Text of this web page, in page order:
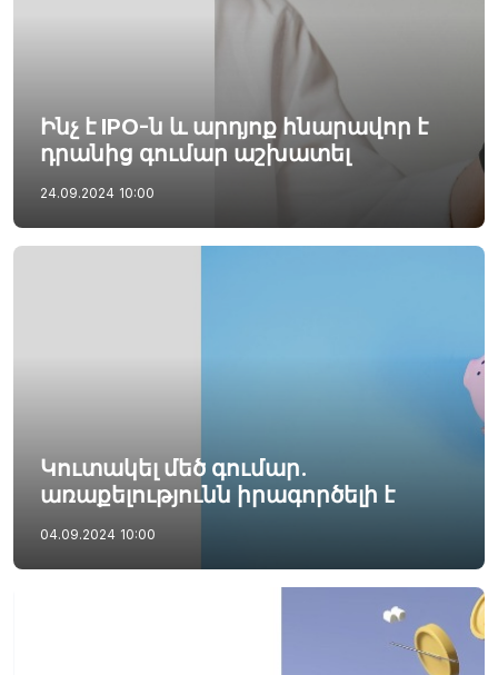
Ինչ է IPO-ն և արդյոք հնարավոր է
դրանից գումար աշխատել
24.09.2024 10:00
Կուտակել մեծ գումար.
առաքելությունն իրագործելի է
04.09.2024 10:00